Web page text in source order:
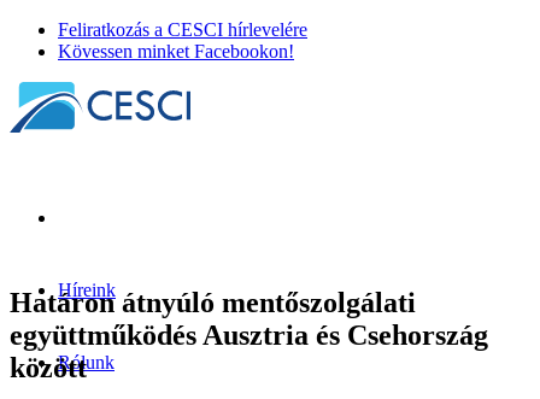
Feliratkozás a CESCI hírlevelére
Kövessen minket Facebookon!
Híreink
Rólunk
Határon átnyúló mentőszolgálati
együttműködés Ausztria és Csehország
között